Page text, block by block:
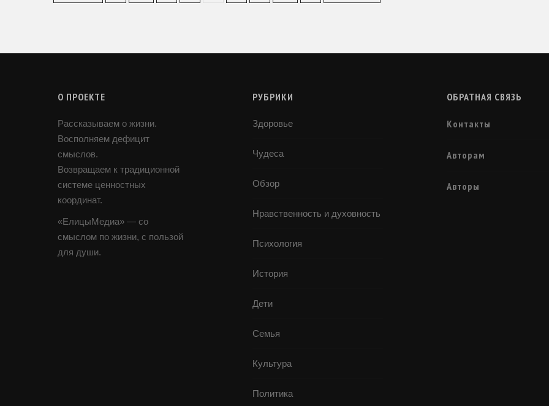
О ПРОЕКТЕ
Рассказываем о жизни.
Восполняем дефицит
смыслов.
Возвращаем к традиционной
системе ценностных
координат.
«ЕлицыМедиа» — со
смыслом по жизни, с пользой
для души.
РУБРИКИ
Здоровье
Чудеса
Обзор
Нравственность и духовность
Психология
История
Дети
Семья
Культура
Политика
ОБРАТНАЯ СВЯЗЬ
Контакты
Авторам
Авторы